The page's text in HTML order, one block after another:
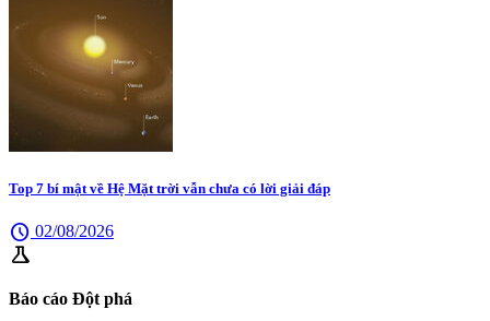
Top 7 bí mật về Hệ Mặt trời vẫn chưa có lời giải đáp
schedule 02/08/2026
science
Báo cáo Đột phá